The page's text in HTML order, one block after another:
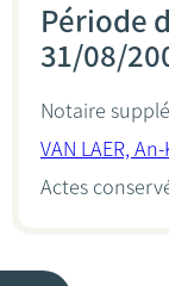
Période
31/08/
Notaire
VAN LAER,
Actes